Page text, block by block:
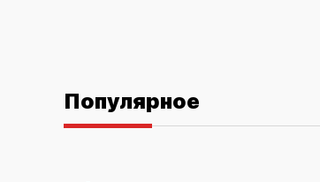
Популярное